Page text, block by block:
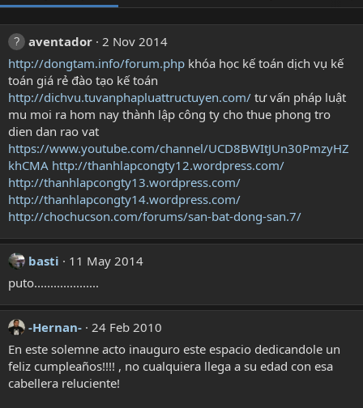
aventador 2 Nov 2014
http://dongtam.info/forum.php khóa học kế toán dịch vụ kế
toán giá rẻ đào tạo kế toán
http://dichvu.tuvanphapluattructuyen.com/ tư vấn pháp luật
mu moi ra hom nay thành lập công ty cho thue phong tro
dien dan rao vat
https://www.youtube.com/channel/UCD8BWItJUn30PmzyHZ
khCMA http://thanhlapcongty12.wordpress.com/
http://thanhlapcongty13.wordpress.com/
http://thanhlapcongty14.wordpress.com/
http://chochucson.com/forums/san-bat-dong-san.7/
basti
11 May 2014
puto....................
-Hernan- 24 Feb 2010
En este solemne acto inauguro este espacio dedicandole un
feliz cumpleaños!!!! , no cualquiera llega a su edad con esa
cabellera reluciente!